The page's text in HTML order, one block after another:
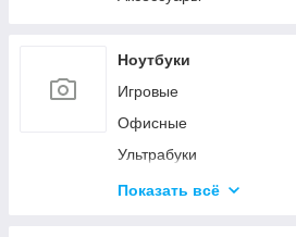
Ноутбуки
Игровые
Офисные
Ультрабуки
Для дизайна и творчества
Показать всё